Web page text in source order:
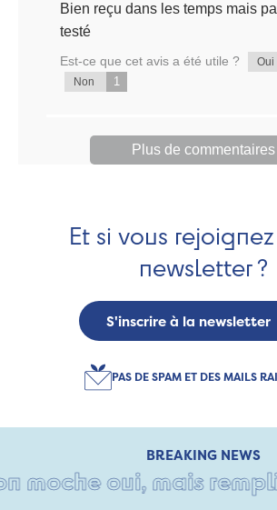
Bien reçu dans les temps mais
testé
Est-ce que cet avis a été utile ? Oui
Non 1
Plus de commentaires
Et si vous
newsletter ?
S'inscrire à la newsletter
PAS DE SPAM ET DES MAILS
BREAKING NEWS
oui, mais rempli